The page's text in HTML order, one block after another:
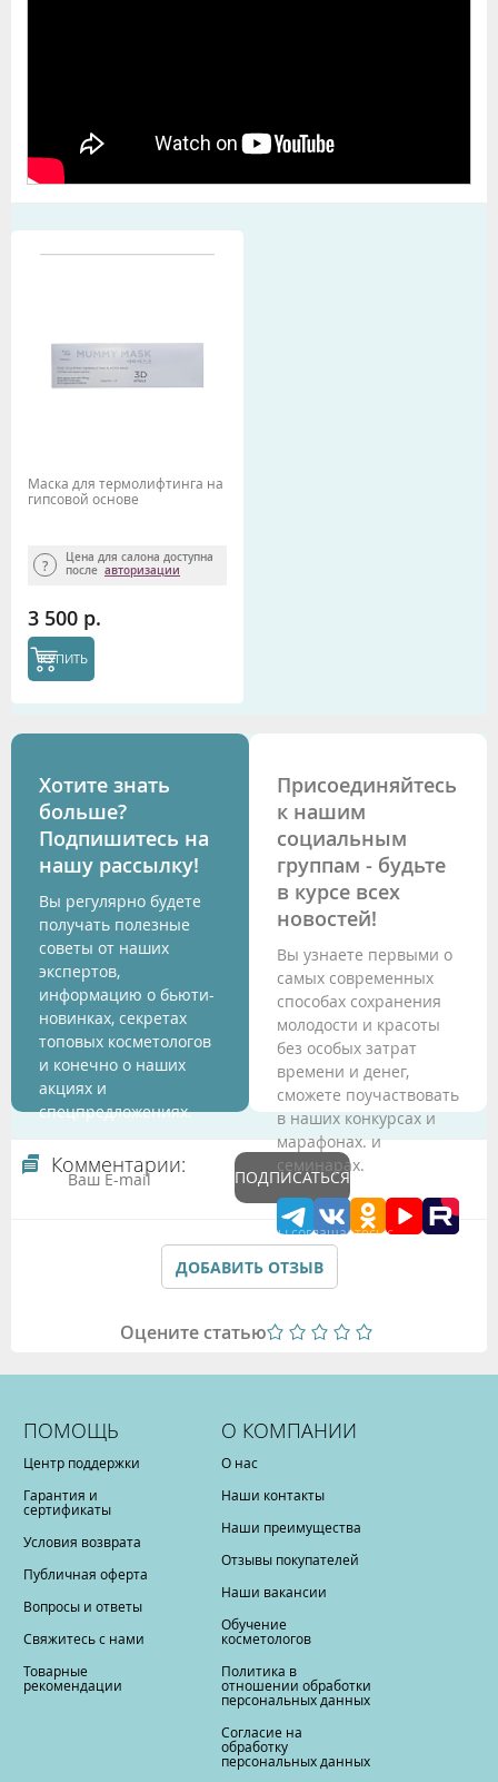
Маска для термолифтинга на
гипсовой основе
Цена для салона доступна
после авторизации
3 500 р.
КУПИТЬ
Хотите знать
больше?
Подпишитесь на
нашу рассылку!
Вы регулярно будете
получать полезные
советы от наших
экспертов,
информацию о бьюти-
новинках, секретах
топовых косметологов
и конечно о наших
акциях и
спецпредложениях.
ПОДПИСАТЬСЯ
Подтверждая данные формы Вы соглашаетесь с
Политикой обработки персональных данных
Присоединяйтесь
к нашим
социальным
группам - будьте
в курсе всех
новостей!
Вы узнаете первыми о
самых современных
способах сохранения
молодости и красоты
без особых затрат
времени и денег,
сможете поучаствовать
в наших конкурсах и
марафонах. и
семинарах.
Комментарии:
ДОБАВИТЬ ОТЗЫВ
Оцените статью
ПОМОЩЬ
Центр поддержки
Гарантия и
сертификаты
Условия возврата
Публичная оферта
Вопросы и ответы
Свяжитесь с нами
Товарные
рекомендации
О КОМПАНИИ
О нас
Наши контакты
Наши преимущества
Отзывы покупателей
Наши вакансии
Обучение
косметологов
Политика в
отношении обработки
персональных данных
Согласие на
обработку
персональных данных